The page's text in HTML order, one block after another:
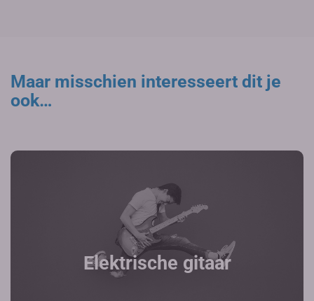
Maar misschien interesseert dit je
ook…
Elektrische gitaar